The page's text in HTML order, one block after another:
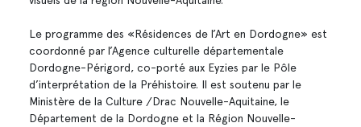
Le programme des «Résidences de l’Art en Dordogne» est
coordonné par l’Agence culturelle départementale
Dordogne-Périgord, co-porté aux Eyzies par le Pôle
d’interprétation de la Préhistoire. Il est soutenu par le
Ministère de la Culture /Drac Nouvelle-Aquitaine, le
Département de la Dordogne et la Région Nouvelle-